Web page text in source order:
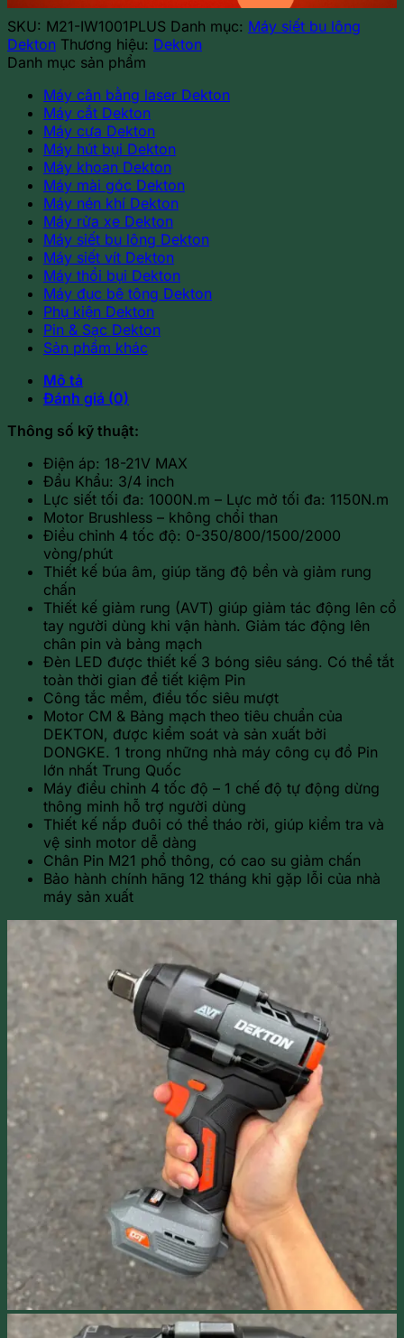
số
lượng
SKU: M21-IW1001PLUS Danh mục: Máy siết bu lông
Dekton Thương hiệu: Dekton
Danh mục sản phẩm
Máy cân bằng laser Dekton
Máy cắt Dekton
Máy cưa Dekton
Máy hút bụi Dekton
Máy khoan Dekton
Máy mài góc Dekton
Máy nén khí Dekton
Máy rửa xe Dekton
Máy siết bu lông Dekton
Máy siết vít Dekton
Máy thổi bụi Dekton
Máy đục bê tông Dekton
Phụ kiện Dekton
Pin & Sạc Dekton
Sản phẩm khác
Mô tả
Đánh giá (0)
Thông số kỹ thuật:
Điện áp: 18-21V MAX
Đầu Khẩu: 3/4 inch
Lực siết tối đa: 1000N.m – Lực mở tối đa: 1150N.m
Motor Brushless – không chổi than
Điều chỉnh 4 tốc độ: 0-350/800/1500/2000
vòng/phút
Thiết kế búa âm, giúp tăng độ bền và giảm rung
chấn
Thiết kế giảm rung (AVT) giúp giảm tác động lên cổ
tay người dùng khi vận hành. Giảm tác động lên
chân pin và bảng mạch
Đèn LED được thiết kế 3 bóng siêu sáng. Có thể tắt
toàn thời gian để tiết kiệm Pin
Công tắc mềm, điều tốc siêu mượt
Motor CM & Bảng mạch theo tiêu chuẩn của
DEKTON, được kiểm soát và sản xuất bởi
DONGKE. 1 trong những nhà máy công cụ đồ Pin
lớn nhất Trung Quốc
Máy điều chỉnh 4 tốc độ – 1 chế độ tự động dừng
thông minh hỗ trợ người dùng
Thiết kế nắp đuôi có thể tháo rời, giúp kiểm tra và
vệ sinh motor dễ dàng
Chân Pin M21 phổ thông, có cao su giảm chấn
Bảo hành chính hãng 12 tháng khi gặp lỗi của nhà
máy sản xuất